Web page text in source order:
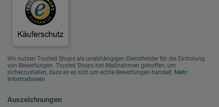
Wir nutzen Trusted Shops als unabhängigen Dienstleister für die Einholung
von Bewertungen. Trusted Shops hat Maßnahmen getroffen, um
sicherzustellen, dass es es sich um echte Bewertungen handelt. Mehr
Informationen
Auszeichnungen